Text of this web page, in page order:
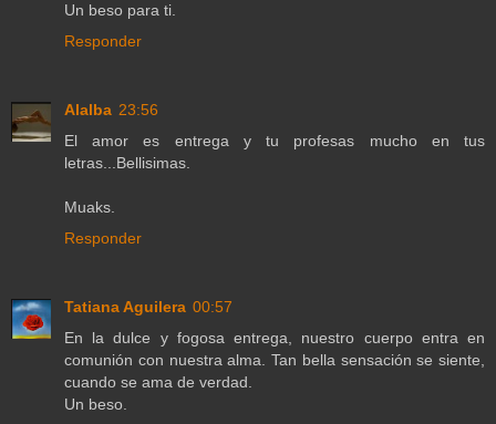
Un beso para ti.
Responder
Alalba 23:56
El amor es entrega y tu profesas mucho en tus
letras...Bellisimas.
Muaks.
Responder
Tatiana Aguilera 00:57
En la dulce y fogosa entrega, nuestro cuerpo entra en
comunión con nuestra alma. Tan bella sensación se siente,
cuando se ama de verdad.
Un beso.